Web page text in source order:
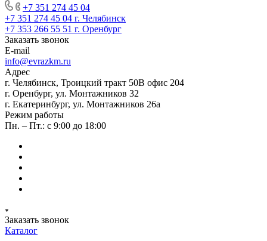
+7 351 274 45 04
+7 351 274 45 04 г. Челябинск
+7 353 266 55 51 г. Оренбург
Заказать звонок
E-mail
info@evrazkm.ru
Адрес
г. Челябинск, Троицкий тракт 50В офис 204
г. Оренбург, ул. Монтажников 32
г. Екатеринбург, ул. Монтажников 26а
Режим работы
Пн. – Пт.: с 9:00 до 18:00
Заказать звонок
Каталог